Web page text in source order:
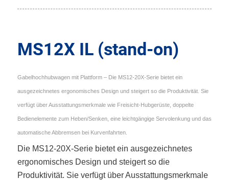
MS12X IL (stand-on)
Gabelhochhubwagen mit Plattform – Die MS12-20X-Serie bietet ein
ausgezeichnetes ergonomisches Design und steigert so die Produktivität. Sie
verfügt über Ausstattungsmerkmale wie Freisicht-Hubgerüste, doppelte
Bedienelemente zum Heben/Senken, eine leichtgängige Servolenkung und das
automatische Abbremsen bei Kurvenfahrten.
Die MS12-20X-Serie bietet ein ausgezeichnetes
ergonomisches Design und steigert so die
Produktivität. Sie verfügt über Ausstattungsmerkmale